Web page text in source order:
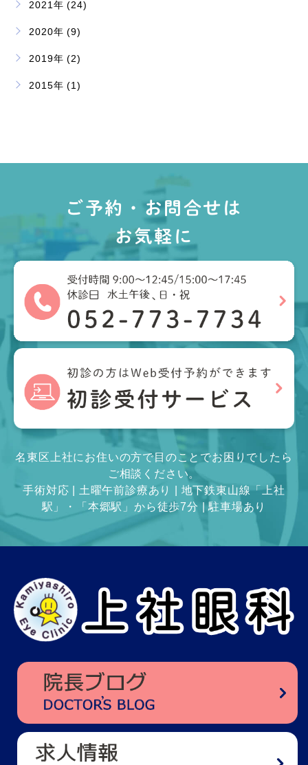
2021年 (24)
2020年 (9)
2019年 (2)
2015年 (1)
ご予約・お問合せは
お気軽に
名東区上社にお住いの方で目のことでお困りでしたら
ご相談ください。
手術対応 | 土曜午前診療あり | 地下鉄東山線「上社
駅」・「本郷駅」から徒歩7分 | 駐車場あり